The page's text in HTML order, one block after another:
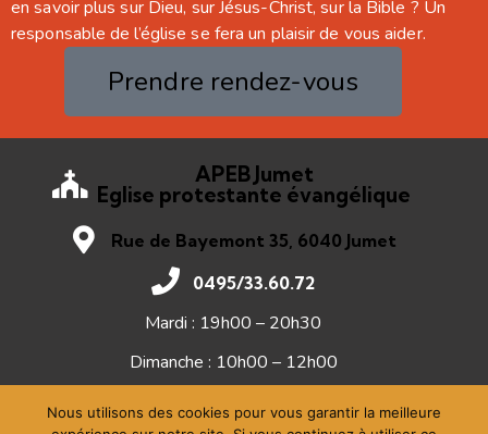
en savoir plus sur Dieu, sur Jésus-Christ, sur la Bible ? Un
responsable de l’église se fera un plaisir de vous aider.
Prendre rendez-vous
APEB Jumet
Eglise protestante évangélique
Rue de Bayemont 35, 6040 Jumet
0495/33.60.72
Mardi : 19h00 – 20h30
Dimanche : 10h00 – 12h00
Nous utilisons des cookies pour vous garantir la meilleure